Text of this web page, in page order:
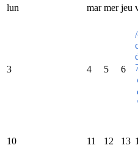
lun
mar mer jeu
3 4 5 6
10 11 12 13